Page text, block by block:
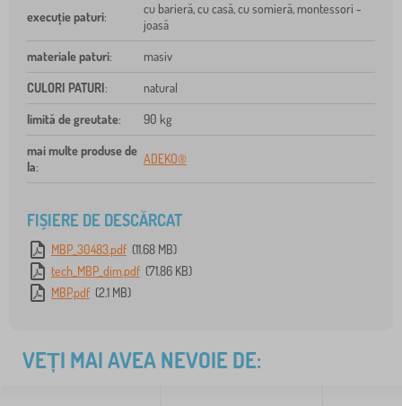
execuție paturi:
cu barieră, cu casă, cu somieră, montessori -
joasă
materiale paturi: masiv
CULORI PATURI: natural
limită de greutate: 90 kg
mai multe produse de
la:
ADEKO®
FIȘIERE DE DESCĂRCAT
MBP_30483.pdf (11.68 MB)
tech_MBP_dim.pdf (71.86 KB)
MBP.pdf (2.1 MB)
VEȚI MAI AVEA NEVOIE DE: